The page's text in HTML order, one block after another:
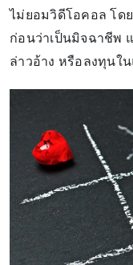
ไม่ยอมวิดีโอคอล โด
ก่อนว่าเป็นมิจฉาชีพ
ล่าวอ้าง หรือลงทุนใ